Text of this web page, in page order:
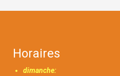
Horaires
dimanche: